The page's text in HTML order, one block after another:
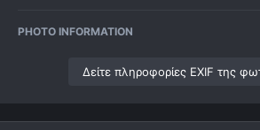
PHOTO INFORMATION
Δείτε πληροφορίες EXIF της